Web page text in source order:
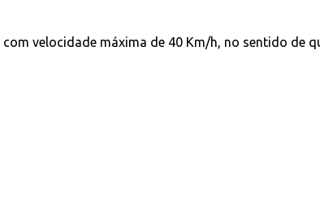
velocidade máxima de 40 Km/h, no sentido de